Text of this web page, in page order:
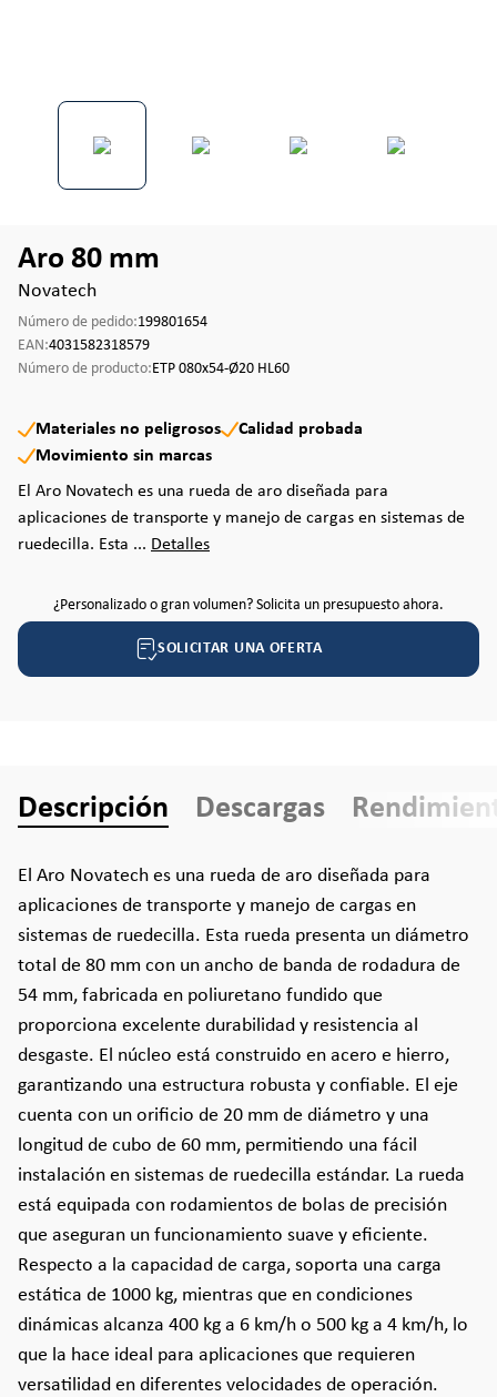
Aro 80 mm
Novatech
Número de pedido:199801654
EAN:4031582318579
Número de producto:ETP 080x54-Ø20 HL60
Materiales no peligrosos
Calidad probada
Movimiento sin marcas
El Aro Novatech es una rueda de aro diseñada para
aplicaciones de transporte y manejo de cargas en sistemas de
ruedecilla. Esta ... Detalles
¿Personalizado o gran volumen? Solicita un presupuesto ahora.
SOLICITAR UNA OFERTA
Descripción Descargas
El Aro Novatech es una rueda de aro diseñada para
aplicaciones de transporte y manejo de cargas en
sistemas de ruedecilla. Esta rueda presenta un diámetro
total de 80 mm con un ancho de banda de rodadura de
54 mm, fabricada en poliuretano fundido que
proporciona excelente durabilidad y resistencia al
desgaste. El núcleo está construido en acero e hierro,
garantizando una estructura robusta y confiable. El eje
cuenta con un orificio de 20 mm de diámetro y una
longitud de cubo de 60 mm, permitiendo una fácil
instalación en sistemas de ruedecilla estándar. La rueda
está equipada con rodamientos de bolas de precisión
que aseguran un funcionamiento suave y eficiente.
Respecto a la capacidad de carga, soporta una carga
estática de 1000 kg, mientras que en condiciones
dinámicas alcanza 400 kg a 6 km/h o 500 kg a 4 km/h, lo
que la hace ideal para aplicaciones que requieren
versatilidad en diferentes velocidades de operación.